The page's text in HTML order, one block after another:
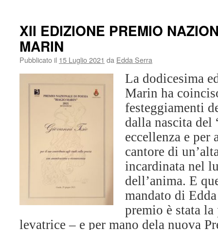
EVENTO
XII EDIZIONE PREMIO
MARIN
Pubblicato il 15 Luglio 2021 da Edda Serra
La dodicesima
Marin ha
festeggiamenti
dalla nascita del
eccellenza e per
cantore di
incardinata nel
dell’anima. E
mandato di
premio è stata
levatrice – e per mano dela nuova